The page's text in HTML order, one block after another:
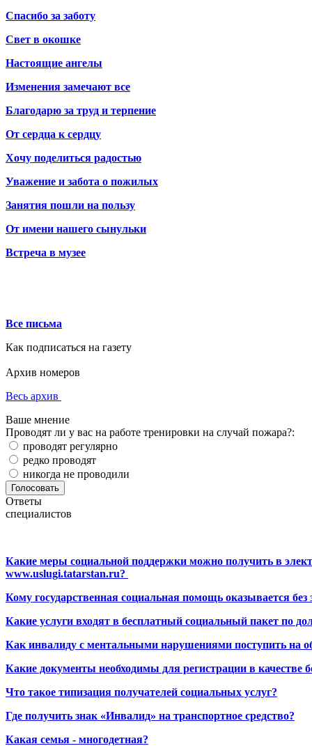
Спасибо за заботу
Свет в окошке
Настоящие ангелы
Изменения замечают все
Благодарю за труд и терпение
От сердца к сердцу
Хочу поделиться радостью
Уважение и забота о пожилых
Занятия пошли на пользу
От имени нашего сынульки
Встреча в музее
Все письма
Как подписаться на газету
Архив номеров
Весь архив
Ваше мнение
Проводят ли у вас на работе тренировки на случай пожара?:
проводят регулярно
редко проводят
никогда не проводили
Ответы
специалистов
Какие меры социальной поддержки можно получить в
www.uslugi.tatarstan.ru?
Кому государственная социальная помощь оказывается
Какие услуги входят в бесплатный социальный пакет по
Как инвалиду с ментальными нарушениями поступить на
Какие документы необходимы для регистрации в качестве
Что такое типизация получателей социальных услуг?
Где получить знак «Инвалид» на транспортное средство?
Какая семья - многодетная?